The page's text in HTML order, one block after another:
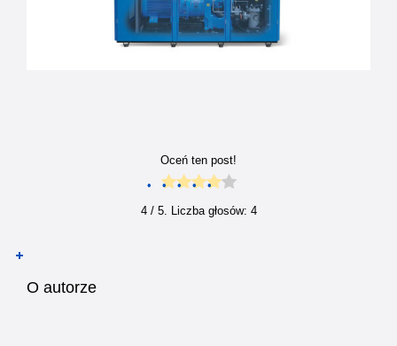
Oceń ten post!
4/ 5. Liczba głosów: 4
O autorze